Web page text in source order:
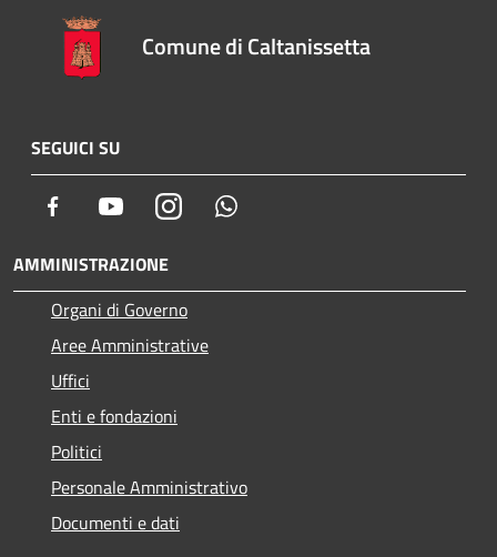
Comune di Caltanissetta
SEGUICI SU
Facebook YoutubeInstagram
AMMINISTRAZIONE
Organi di Governo
Aree Amministrative
Uffici
Enti e fondazioni
Politici
Personale Amministrativo
Documenti e dati